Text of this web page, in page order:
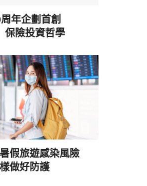
年企劃首創
保險投資哲學
假旅遊感染風險
做好防護